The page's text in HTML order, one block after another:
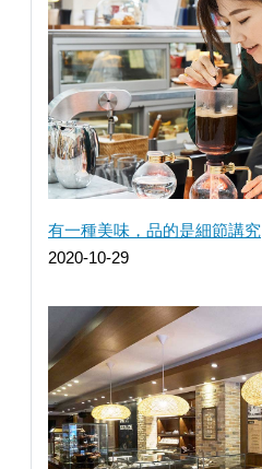
有一種美味，品的是細節講究
2020-10-29